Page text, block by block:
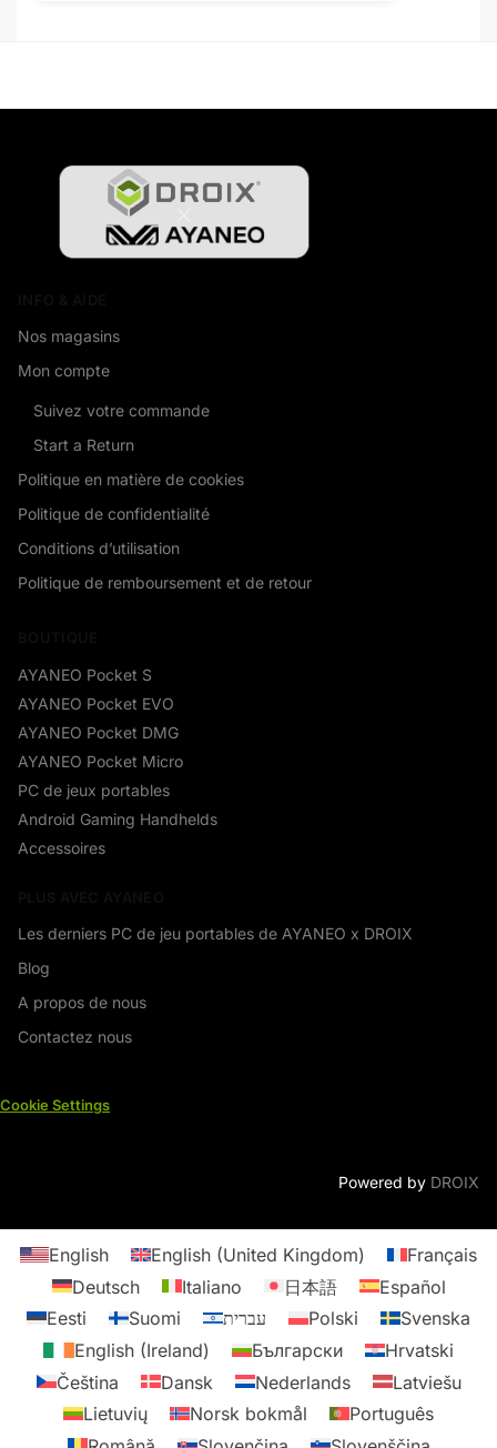
Nos magasins
Mon compte
Suivez votre commande
Start a Return
Politique en matière de cookies
Politique de confidentialité
Conditions d’utilisation
Politique de remboursement et de retour
AYANEO Pocket S
AYANEO Pocket EVO
AYANEO Pocket DMG
AYANEO Pocket Micro
PC de jeux portables
Android Gaming Handhelds
Accessoires
Les derniers PC de jeu portables de AYANEO x DROIX
Blog
A propos de nous
Contactez nous
Cookie Settings
Powered by DROIX
English English (United Kingdom)
Français
Deutsch
Italiano 日本語
Español
Eesti
Suomi עברית Polski
Svenska
English (Ireland)
Български
Hrvatski
Čeština
Dansk Nederlands
Latviešu
Lietuvių
Norsk bokmål
Português